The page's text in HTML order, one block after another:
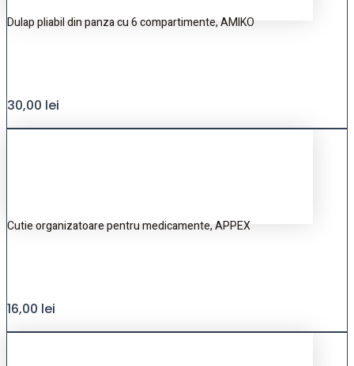
Dulap pliabil din panza cu 6 compartimente, AMIKO
30,00 lei
Cutie organizatoare pentru medicamente, APPEX
16,00 lei